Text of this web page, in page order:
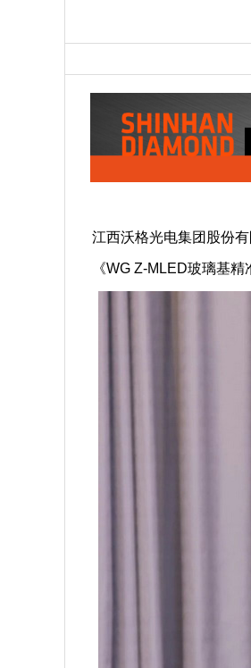
江西沃格光电集团股份
《WG Z-MLED玻璃基